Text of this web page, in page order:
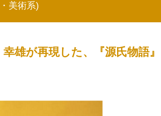
美術系)
幸雄が再現した、『源氏物語